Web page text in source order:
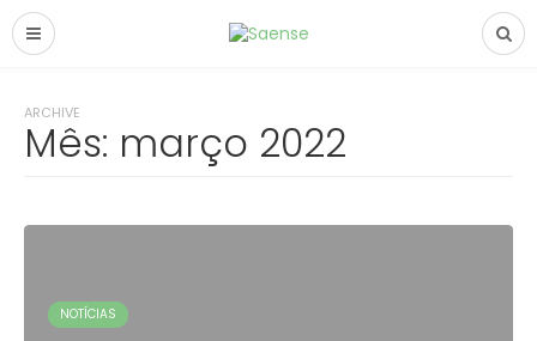
ARCHIVE
Mês: março 2022
NOTÍCIAS